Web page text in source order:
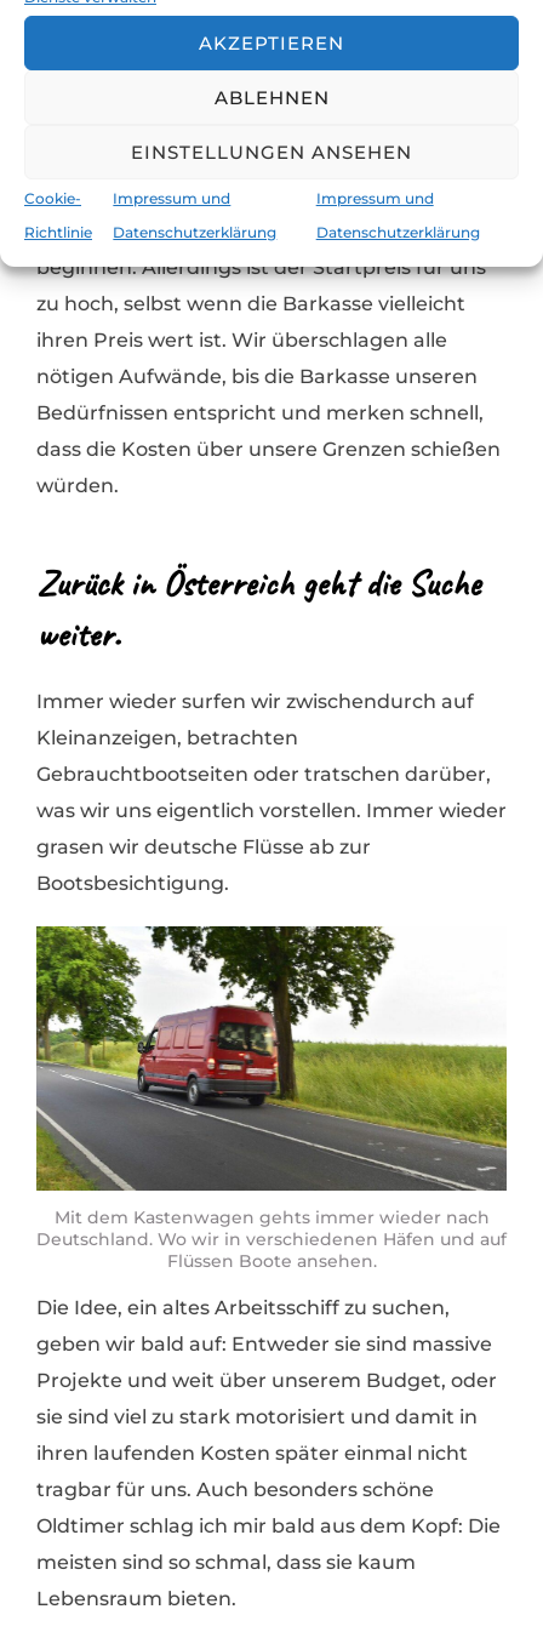
AKZEPTIEREN
ABLEHNEN
EINSTELLUNGEN ANSEHEN
Cookie-
Richtlinie
Impressum und
Datenschutzerklärung
Impressum und
Datenschutzerklärung
schon am Werftgelände, sie muss nicht für
Reparaturen überstellt werden und wir
könnten sofort mit den Restaurationsarbeiten
beginnen. Allerdings ist der Startpreis für uns
zu hoch, selbst wenn die Barkasse vielleicht
ihren Preis wert ist. Wir überschlagen alle
nötigen Aufwände, bis die Barkasse unseren
Bedürfnissen entspricht und merken schnell,
dass die Kosten über unsere Grenzen schießen
würden.
Zurück in Österreich geht die Suche
weiter.
Immer wieder surfen wir zwischendurch auf
Kleinanzeigen, betrachten
Gebrauchtbootseiten oder tratschen darüber,
was wir uns eigentlich vorstellen. Immer wieder
grasen wir deutsche Flüsse ab zur
Bootsbesichtigung.
Mit dem Kastenwagen gehts immer wieder nach
Deutschland. Wo wir in verschiedenen Häfen und auf
Flüssen Boote ansehen.
Die Idee, ein altes Arbeitsschiff zu suchen,
geben wir bald auf: Entweder sie sind massive
Projekte und weit über unserem Budget, oder
sie sind viel zu stark motorisiert und damit in
ihren laufenden Kosten später einmal nicht
tragbar für uns. Auch besonders schöne
Oldtimer schlag ich mir bald aus dem Kopf: Die
meisten sind so schmal, dass sie kaum
Lebensraum bieten.